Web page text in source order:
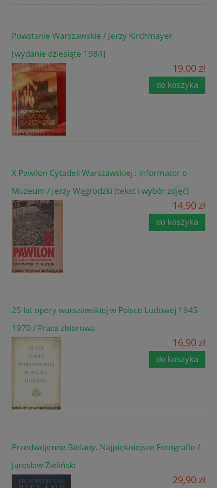
Powstanie Warszawskie / Jerzy Kirchmayer
[wydanie dziesiąte 1984]
19,00 zł
do koszyka
X Pawilon Cytadeli Warszawskiej : informator o
Muzeum / Jerzy Wągrodzki (tekst i wybór zdjęć)
14,90 zł
do koszyka
25 lat opery warszawskiej w Polsce Ludowej 1945-
1970 / Praca zbiorowa
16,90 zł
do koszyka
Przedwojenne Bielany. Najpiękniejsze Fotografie /
Jarosław Zieliński
29,90 zł